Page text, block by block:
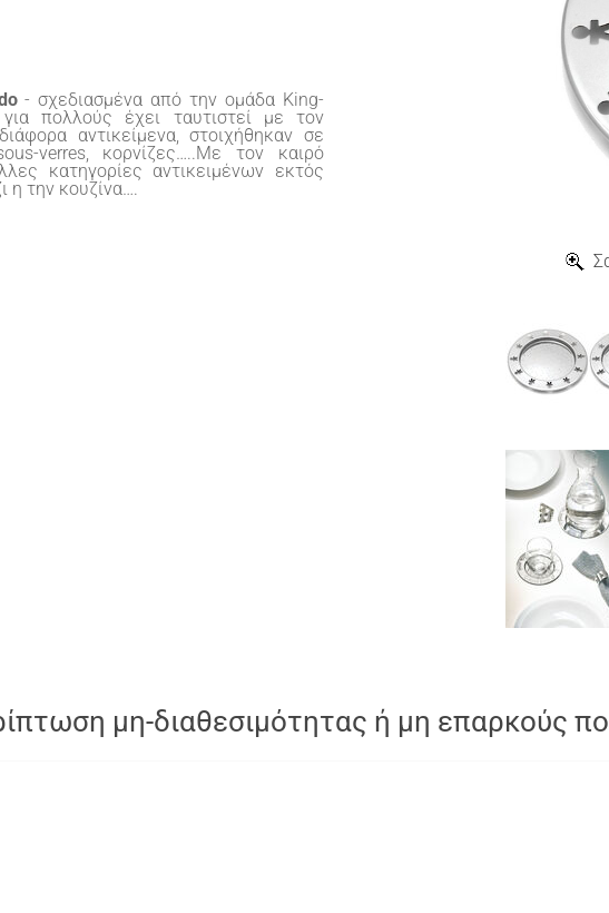
- σχεδιασμένα από την ομάδα King-
πολλούς έχει ταυτιστεί με τον
αντικείμενα, στοιχήθηκαν σε
verres, κορνίζες…..Με τον καιρό
κατηγορίες αντικειμένων εκτός
η την κουζίνα….
μη-διαθεσιμότητας ή μη επαρκούς